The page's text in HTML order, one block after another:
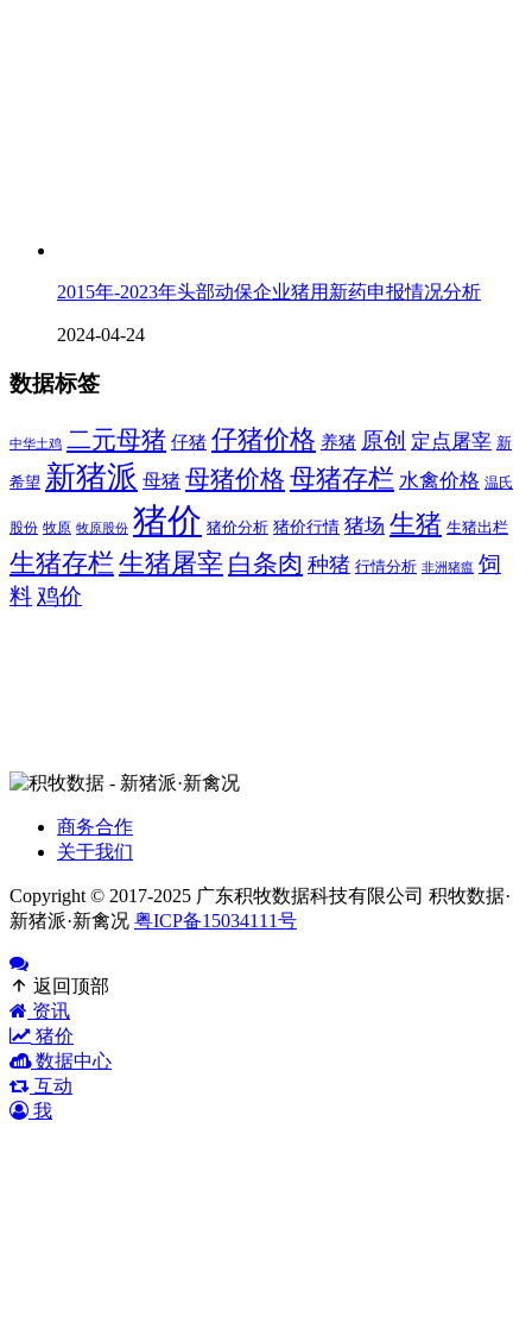
2015年-2023年头部动保企业猪用新药申报情况分析
2024-04-24
数据标签
中华土鸡 二元母猪 仔猪 仔猪价格 养猪 原创 定点屠宰 新
希望 新猪派 母猪 母猪价格 母猪存栏 水禽价格 温氏
股份 牧原 牧原股份 猪价 猪价分析 猪价行情 猪场 生猪 生猪出栏
生猪存栏 生猪屠宰 白条肉 种猪 行情分析 非洲猪瘟 饲
料 鸡价
商务合作
关于我们
Copyright © 2017-2025 广东积牧数据科技有限公司 积牧数据·
新猪派·新禽况 粤ICP备15034111号
返回顶部
资讯
猪价
数据中心
互动
我